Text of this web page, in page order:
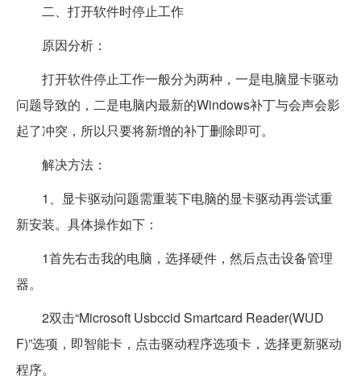
二、打开软件时停止工作
原因分析：
打开软件停止工作一般分为两种，一是电脑显卡驱动
问题导致的，二是电脑内最新的Windows补丁与会声会影
起了冲突，所以只要将新增的补丁删除即可。
解决方法：
1、显卡驱动问题需重装下电脑的显卡驱动再尝试重
新安装。具体操作如下：
1首先右击我的电脑，选择硬件，然后点击设备管理
器。
2双击“Microsoft Usbccid Smartcard Reader(WUD
F)”选项，即智能卡，点击驱动程序选项卡，选择更新驱动
程序。